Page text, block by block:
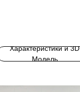
Характеристики и 3D
Модель